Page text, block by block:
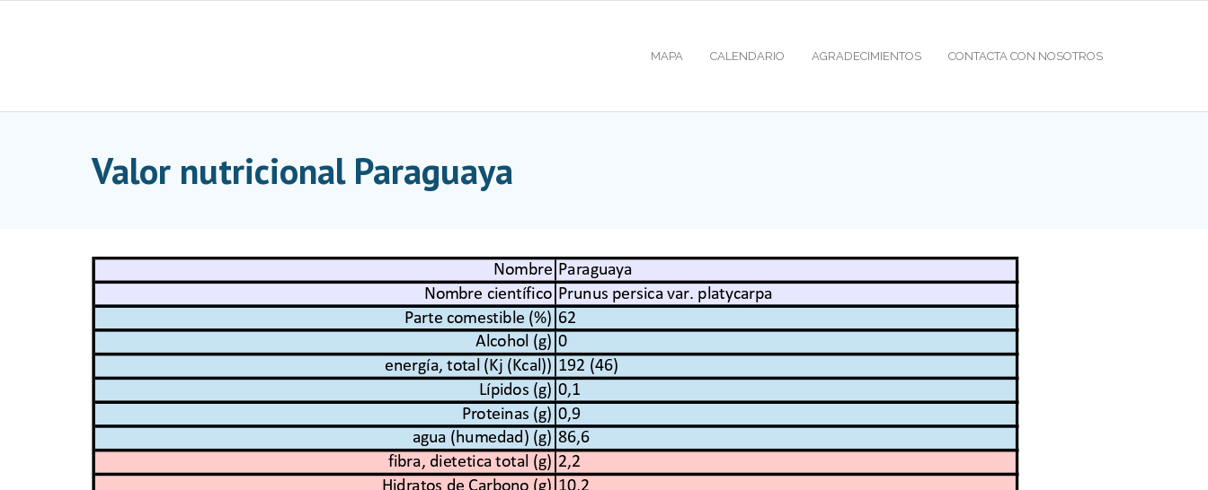
MAPA CALENDARIO AGRADECIMIENTOS CONTACTA CON NOSOTROS
Valor nutricional Paraguaya